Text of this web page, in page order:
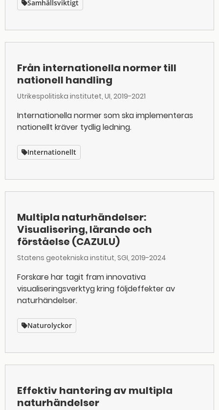
Samhällsviktigt
Från internationella normer till
nationell handling
Utrikespolitiska institutet, UI 2019-2021
Internationella normer som ska implementeras
nationellt kräver tydlig ledning.
Internationellt
Multipla naturhändelser:
Visualisering, lärande och
förståelse (CAZULU)
Statens geotekniska institut, SGI 2019-2024
Forskare har tagit fram innovativa
visualiseringsverktyg kring följdeffekter av
naturhändelser.
Naturolyckor
Effektiv hantering av multipla
naturhändelser